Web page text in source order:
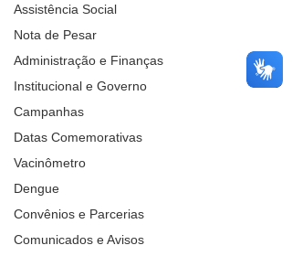
Assistência Social
Nota de Pesar
Administração e Finanças
Institucional e Governo
Campanhas
Datas Comemorativas
Vacinômetro
Dengue
Convênios e Parcerias
Comunicados e Avisos